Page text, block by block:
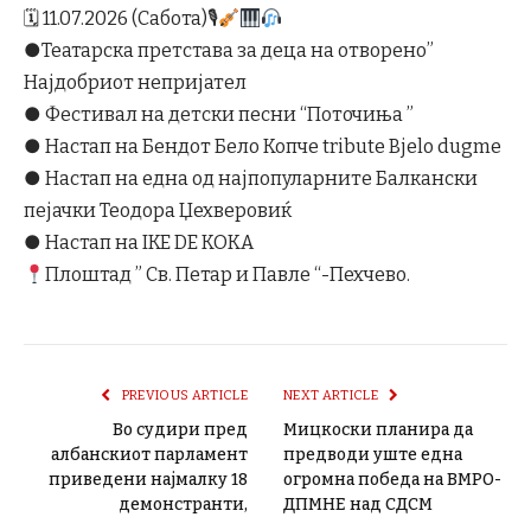
🗓 11.07.2026 (Сабота)🎙
●Театарска претстава за деца на отворено”
Најдобриот непријател
● Фестивал на детски песни “Поточиња ”
● Настап на Бендот Бело Копче tribute Bjelo dugme
● Настап на една од најпопуларните Балкански
пејачки Теодора Џехверовиќ
● Настап на IKE DE KOKA
Плоштад ” Св. Петар и Павле “-Пехчево.
PREVIOUS ARTICLE
Во судири пред
албанскиот парламент
приведени најмалку 18
демонстранти,
NEXT ARTICLE
Mицкоски планира да
предводи уште една
огромна победа на ВМРО-
ДПМНЕ над СДСМ